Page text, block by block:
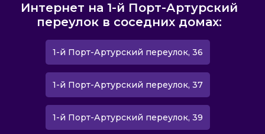
Интернет на 1-й Порт-Артурский
переулок в соседних домах:
1-й Порт-Артурский переулок, 36
1-й Порт-Артурский переулок, 37
1-й Порт-Артурский переулок, 39